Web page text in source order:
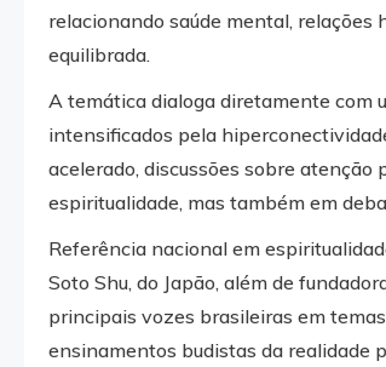
relacionando saúde mental,
equilibrada.
A temática dialoga diretamente com
intensificados pela
acelerado, discussões sobre atenção
espiritualidade, mas também em
Referência nacional em
Soto Shu, do Japão, além de
principais vozes brasileiras em
ensinamentos budistas da realidade